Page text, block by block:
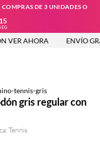
DE 3 UNIDADES O
15
COLECCIÓN VER
gris regular con
Tennis